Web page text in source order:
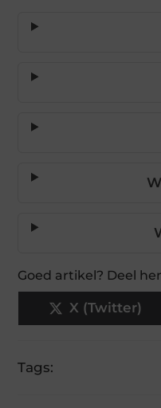
Goed artikel? Deel
X (Twitter)
Tags: